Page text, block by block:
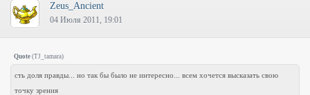
Zeus_Ancient
04 Июля 2011, 19:01
Quote (TJ_tamara)
сть доля правды... но так бы было не интересно... всем хочется высказать свою
точку зрения